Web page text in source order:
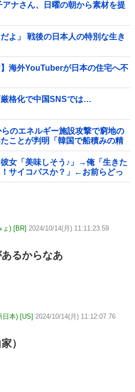
アナさん、日曜の朝から素材を提
よ」 戦後の日本人の特別な生き
】海外YouTuberが日本の住宅へ不
厳格化で中国SNSでは…
のエネルギー施設攻撃で窮地の
ことが判明「韓国で船積みの精
」
女「美味しそう♪」→俺「生きた
サイコパスか？」←お前らどっ
ょ) [BR] 2024/10/14(月) 11:11:23.59
るからなあ
日本) [US] 2024/10/14(月) 11:12:07.76
）